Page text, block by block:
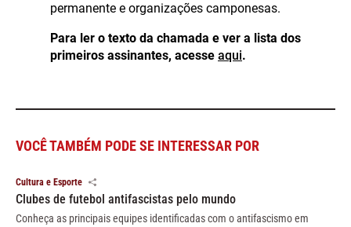
permanente e organizações camponesas.
Para ler o texto da chamada e ver a lista dos
primeiros assinantes, acesse aqui.
VOCÊ TAMBÉM PODE SE INTERESSAR POR
Cultura e Esporte
Clubes de futebol antifascistas pelo mundo
Conheça as principais equipes identificadas com o antifascismo em